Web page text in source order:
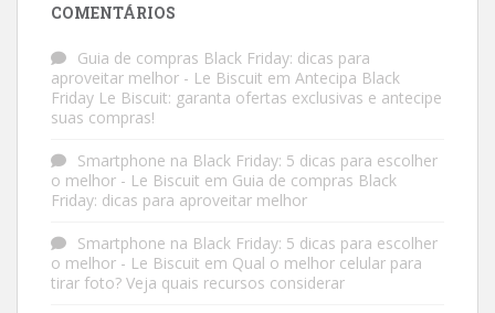
COMENTÁRIOS
Guia de compras Black Friday: dicas para
aproveitar melhor - Le Biscuit em Antecipa Black
Friday Le Biscuit: garanta ofertas exclusivas e antecipe
suas compras!
Smartphone na Black Friday: 5 dicas para escolher
o melhor - Le Biscuit em Guia de compras Black
Friday: dicas para aproveitar melhor
Smartphone na Black Friday: 5 dicas para escolher
o melhor - Le Biscuit em Qual o melhor celular para
tirar foto? Veja quais recursos considerar